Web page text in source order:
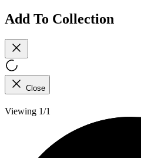
Add To Collection
Close
Viewing 1/1